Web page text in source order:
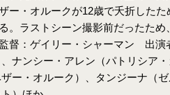
ー・オルークが12歳で夭折した
る。ラストシーン撮影前だったため
監督：ゲイリー・シャーマン 出演
ナンシー・アレン（パトリシア
ー・オルーク）、タンジーナ（